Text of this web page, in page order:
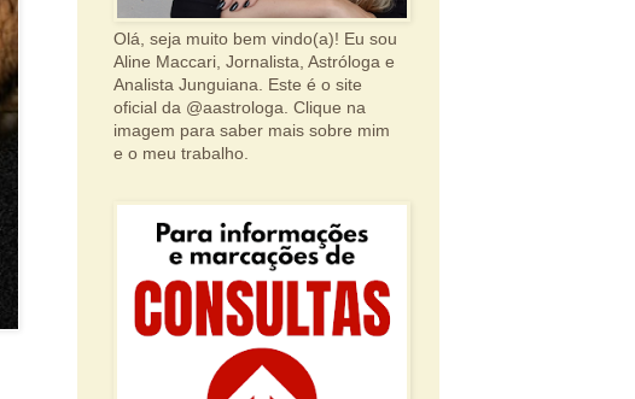
Olá, seja muito bem vindo(a)! Eu sou
Aline Maccari, Jornalista, Astróloga e
Analista Junguiana. Este é o site
oficial da @aastrologa. Clique na
imagem para saber mais sobre mim
e o meu trabalho.